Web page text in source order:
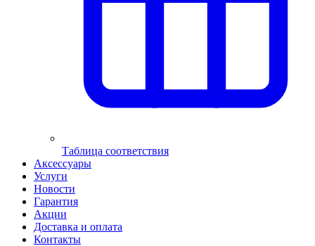
Таблица соответствия
Аксессуары
Услуги
Новости
Гарантия
Акции
Доставка и оплата
Контакты